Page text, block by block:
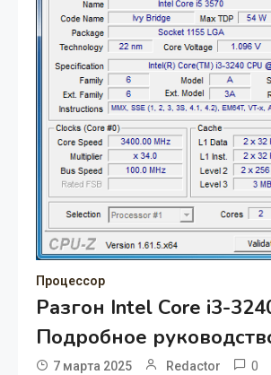
Процессор
Разгон Intel Core i3-
Подробное
7 марта 2025 Redactor 0